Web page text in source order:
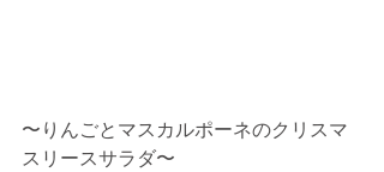
〜りんごとマスカルポーネのクリスマ
スリースサラダ〜